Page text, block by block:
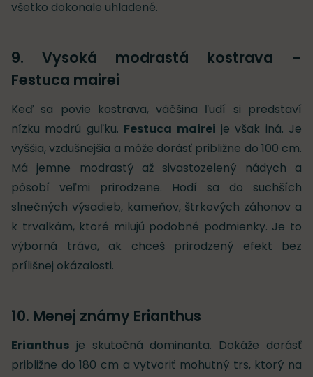
všetko dokonale uhladené.
9. Vysoká modrastá kostrava –
Festuca mairei
Keď sa povie kostrava, väčšina ľudí si predstaví
nízku modrú guľku. Festuca mairei je však iná. Je
vyššia, vzdušnejšia a môže dorásť približne do 100 cm.
Má jemne modrastý až sivastozelený nádych a
pôsobí veľmi prirodzene. Hodí sa do suchších
slnečných výsadieb, kameňov, štrkových záhonov a
k trvalkám, ktoré milujú podobné podmienky. Je to
výborná tráva, ak chceš prirodzený efekt bez
prílišnej okázalosti.
10. Menej známy Erianthus
Erianthus je skutočná dominanta. Dokáže dorásť
približne do 180 cm a vytvoriť mohutný trs, ktorý na